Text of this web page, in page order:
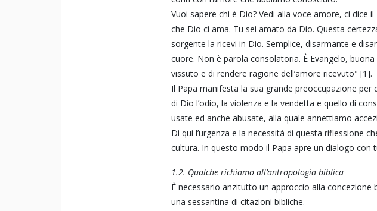
Vuoi sapere chi è Dio? Vedi alla voce amore, ci dice
che Dio ci ama. Tu sei amato da Dio. Questa
sorgente la ricevi in Dio. Semplice, disarmante e
cuore. Non è parola consolatoria. È Evangelo,
vissuto e di rendere ragione dell’amore ricevuto" [1].
Il Papa manifesta la sua grande preoccupazione
di Dio l’odio, la violenza e la vendetta e quello di
usate ed anche abusate, alla quale annettiamo
Di qui l’urgenza e la necessità di questa riflessione
cultura. In questo modo il Papa apre un dialogo con
1.2. Qualche richiamo all’antropologia biblica
È necessario anzitutto un approccio alla concezione
una sessantina di citazioni bibliche.